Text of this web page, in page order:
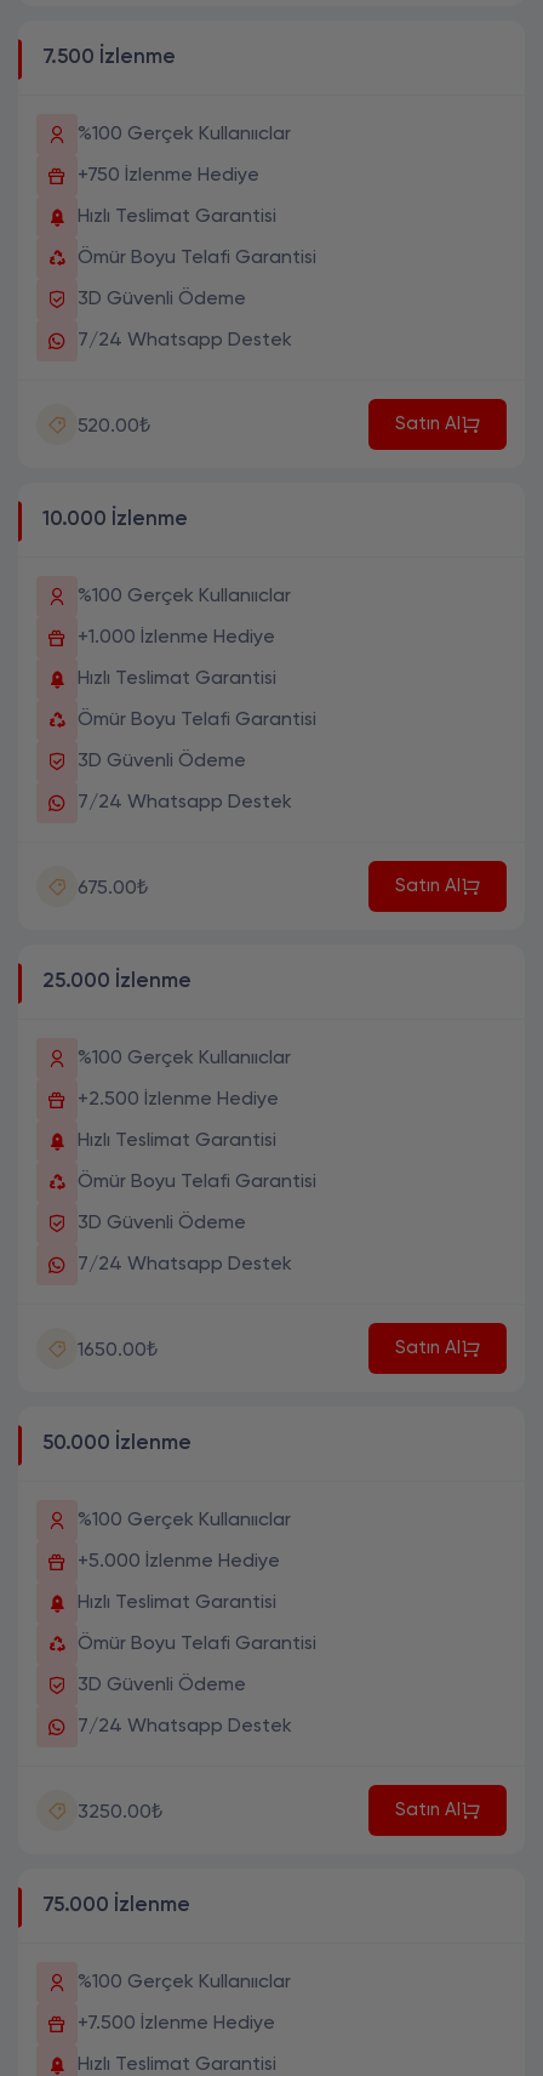
7.500 İzlenme
%100 Gerçek Kullanııclar
+750 İzlenme Hediye
Hızlı Teslimat Garantisi
Ömür Boyu Telafi Garantisi
3D Güvenli Ödeme
7/24 Whatsapp Destek
520.00₺ Satın Al
10.000 İzlenme
%100 Gerçek Kullanııclar
+1.000 İzlenme Hediye
Hızlı Teslimat Garantisi
Ömür Boyu Telafi Garantisi
3D Güvenli Ödeme
7/24 Whatsapp Destek
675.00₺ Satın Al
25.000 İzlenme
%100 Gerçek Kullanııclar
+2.500 İzlenme Hediye
Hızlı Teslimat Garantisi
Ömür Boyu Telafi Garantisi
3D Güvenli Ödeme
7/24 Whatsapp Destek
1650.00₺ Satın Al
50.000 İzlenme
%100 Gerçek Kullanııclar
+5.000 İzlenme Hediye
Hızlı Teslimat Garantisi
Ömür Boyu Telafi Garantisi
3D Güvenli Ödeme
7/24 Whatsapp Destek
3250.00₺ Satın Al
75.000 İzlenme
%100 Gerçek Kullanııclar
+7.500 İzlenme Hediye
Hızlı Teslimat Garantisi